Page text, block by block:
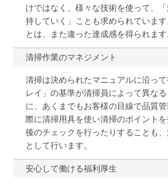
けではなく、様々な技術を使って、
持していく」ことも求められています
とは、また違った達成感を得られます
清掃作業のマネジメント
清掃は決められたマニュアルに沿っ
レイ」の基準が清掃員によって異な
に、あくまでもお客様の目線で品質
際に清掃用具を使い清掃のポイント
後のチェックを行ったりすることも
として行います。
安心して働ける福利厚生